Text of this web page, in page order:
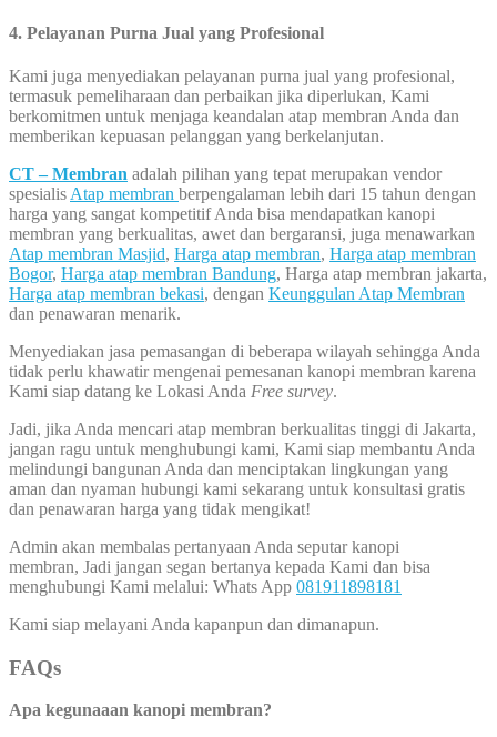
4. Pelayanan Purna Jual yang Profesional
Kami juga menyediakan pelayanan purna jual yang profesional,
termasuk pemeliharaan dan perbaikan jika diperlukan, Kami
berkomitmen untuk menjaga keandalan atap membran Anda dan
memberikan kepuasan pelanggan yang berkelanjutan.
CT – Membran adalah pilihan yang tepat merupakan vendor
spesialis Atap membran berpengalaman lebih dari 15 tahun dengan
harga yang sangat kompetitif Anda bisa mendapatkan kanopi
membran yang berkualitas, awet dan bergaransi, juga menawarkan
Atap membran Masjid, Harga atap membran, Harga atap membran
Bogor, Harga atap membran Bandung, Harga atap membran jakarta,
Harga atap membran bekasi, dengan Keunggulan Atap Membran
dan penawaran menarik.
Menyediakan jasa pemasangan di beberapa wilayah sehingga Anda
tidak perlu khawatir mengenai pemesanan kanopi membran karena
Kami siap datang ke Lokasi Anda Free survey.
Jadi, jika Anda mencari atap membran berkualitas tinggi di Jakarta,
jangan ragu untuk menghubungi kami, Kami siap membantu Anda
melindungi bangunan Anda dan menciptakan lingkungan yang
aman dan nyaman hubungi kami sekarang untuk konsultasi gratis
dan penawaran harga yang tidak mengikat!
Admin akan membalas pertanyaan Anda seputar kanopi
membran, Jadi jangan segan bertanya kepada Kami dan bisa
menghubungi Kami melalui: Whats App 081911898181
Kami siap melayani Anda kapanpun dan dimanapun.
FAQs
Apa kegunaaan kanopi membran?